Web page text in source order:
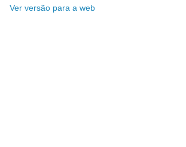
Ver versão para a web